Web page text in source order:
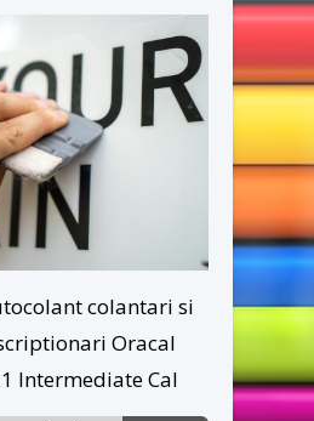
colantari si
Oracal
Intermediate Cal